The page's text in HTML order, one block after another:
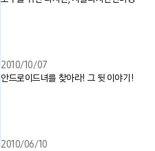
2010/10/07
안드로이드녀를 찾아라! 그 뒷 이야기!
2010/06/10